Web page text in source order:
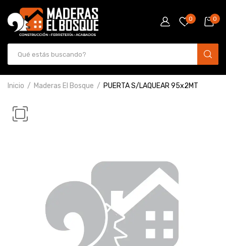
0 0
Inicio Maderas El Bosque PUERTA S/LAQUEAR 95x2MT